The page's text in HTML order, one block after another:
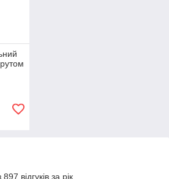
відгуків за рік